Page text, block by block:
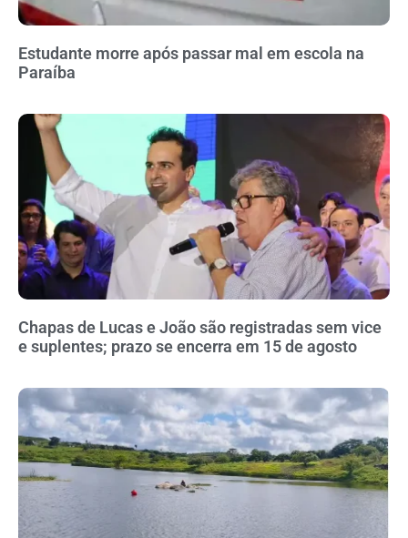
Estudante morre após passar mal em escola na
Paraíba
Chapas de Lucas e João são registradas sem vice
e suplentes; prazo se encerra em 15 de agosto